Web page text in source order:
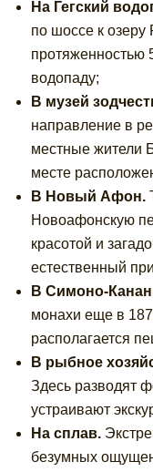
На Гегский
по шоссе к озеру
протяженностью
водопаду;
В музей
направление в
местные жители
месте
В Новый Афон.
Новоафонскую
красотой и
естественный
В Симоно-
монахи еще в
располагается
В рыбное
Здесь разводят
устраивают
На сплав.
безумных